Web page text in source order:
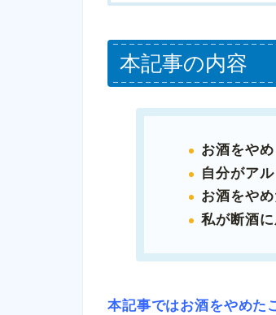
本記事の内容
お酒をや
自分がア
お酒をや
私が断酒
本記事ではお酒をやめた